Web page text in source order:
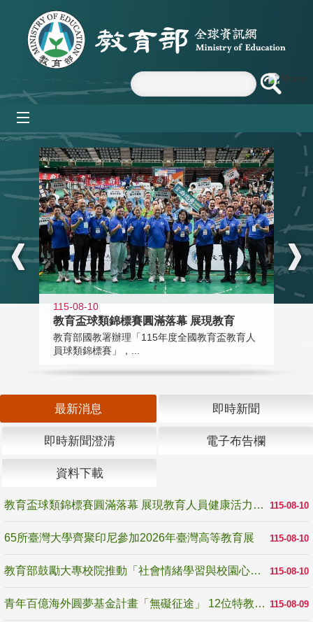
跳到主要內容區塊
:::
115-08-10
教育盃球類錦標賽圓滿落幕 展現教育
教育部國教署辦理「115年度全國教育盃教育人
員球類錦標賽」，...
最新消息 即時新聞
即時新聞澄清 電子布告欄
資料下載
115-08-10
教育盃球類錦標賽圓滿落幕 展現教育人員健康活力與團隊精神
115-08-10
65所臺灣大學齊聚印尼參加2026年臺灣高等教育展
115-08-10
教育部鼓勵大專校院推動「社會情緒學習與校園心理健康促進計畫」 培育校園「心」韌性
115-08-09
青年百億海外圓夢基金計畫「無礙征途」 12位特教與弱勢青年勇闖西班牙 跨越感官限制見證生命蛻變